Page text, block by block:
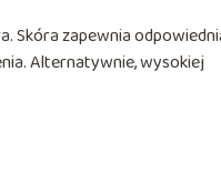
Skóra zapewnia
Alternatywnie, wysokiej